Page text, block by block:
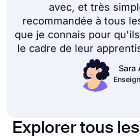
avec, et très
recommandée à tous
que je connais pour
le cadre de leur
Sara
Explorer tous